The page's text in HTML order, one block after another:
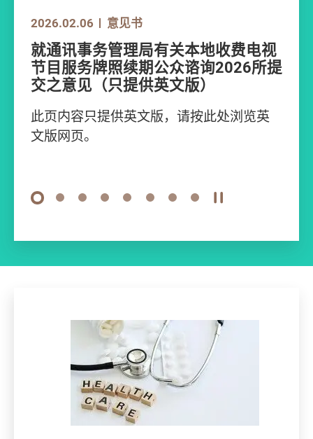
2025.06.30 意见书
就香港金融管理局有关持牌稳定币发
行人监管指引草拟本所提交的意见
（只提供英文版）
此页内容只提供英文版，请按此处浏览英
文版网页。
2026.02.06 意见书
就通讯事务管理局有关本地收费电视
节目服务牌照续期公众谘询2026所提
交之意见（只提供英文版）
此页内容只提供英文版，请按此处浏览英
文版网页。
2025.12.15 意见书
就更新玩具及儿童产品安全标准建议
修订的意见
文版网页。
2025.09.30 意见书
就通讯事务管理局有关本地免费电视
节目服务牌照续期公众谘询2025所提
交之意见（只提供英文版）
此页内容只提供英文版，请按此处浏览英
文版网页。
2025.08.29 意见书
就财经事务及库务局有关加强规管持
牌放债人的公众谘询所提交之意见
（只提供英文版）
此页内容只提供英文版，请按此处浏览英
文版网页。
2025.08.19 研究报告
信任与创新：提升遥距医疗管治
报告 (英文版) 报告 (中文版) 问卷调查的补
稿 (中文版) 概览 香港人口高龄...
2025.08.07 意见书
就香港证监会有关就若干称衔的使用
而建议对《证券及期货条例》和《打
击洗钱及恐怖分子资金筹集条例》作
提供英文版）
2025.07.11 意见书
就渔农自然护理署更新香港生物多样
性策略及行动计划之谘询文件所提交
的意见
此页内容只提供英文版，请按此处浏览英
文版网页。
2025.06.30 意见书
就香港金融管理局有关持牌稳定币发
行人监管指引草拟本所提交的意见
（只提供英文版）
此页内容只提供英文版，请按此处浏览英
文版网页。
2026.02.06 意见书
就通讯事务管理局有关本地收费电视
节目服务牌照续期公众谘询2026所提
交之意见（只提供英文版）
此页内容只提供英文版，请按此处浏览英
文版网页。
1 2 3 4 5 6 7 8 开始/暂停幻灯